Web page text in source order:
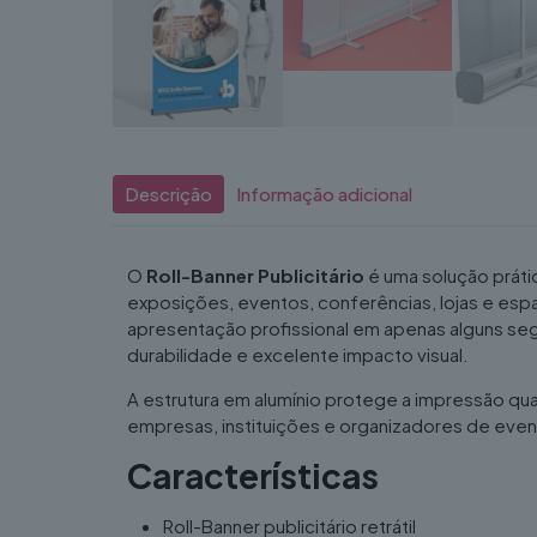
Descrição Informação adicional
O Roll-Banner Publicitário é uma solução
exposições, eventos, conferências, lojas e
apresentação profissional em apenas alguns
durabilidade e excelente impacto visual.
A estrutura em alumínio protege a impressão
empresas, instituições e organizadores de
Características
Roll-Banner publicitário retrátil